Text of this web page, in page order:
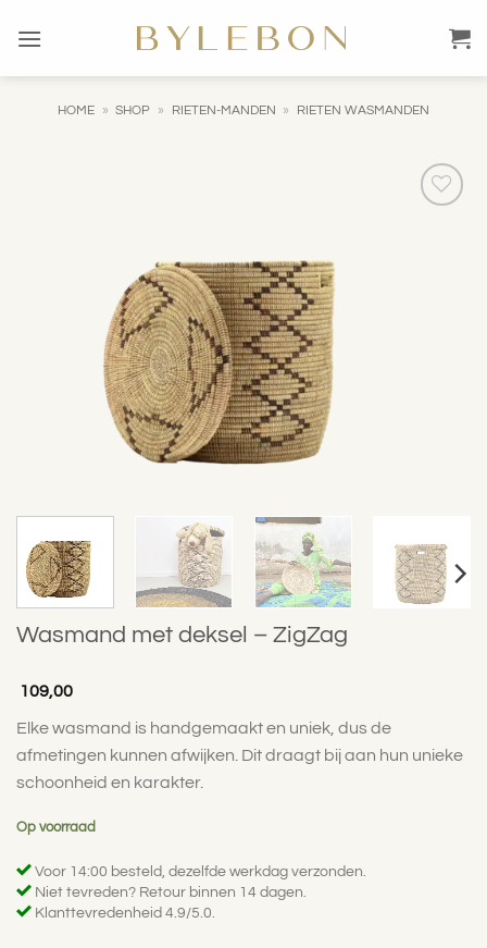
naar
HOME » SHOP » RIETEN-MANDEN » RIETEN WASMANDEN
Wasmand met deksel – ZigZag
109,00
Elke wasmand is handgemaakt en uniek, dus de
afmetingen kunnen afwijken. Dit draagt bij aan hun unieke
schoonheid en karakter.
Op voorraad
Voor 14:00 besteld, dezelfde werkdag verzonden.
Niet tevreden? Retour binnen 14 dagen.
Klanttevredenheid 4.9/5.0.